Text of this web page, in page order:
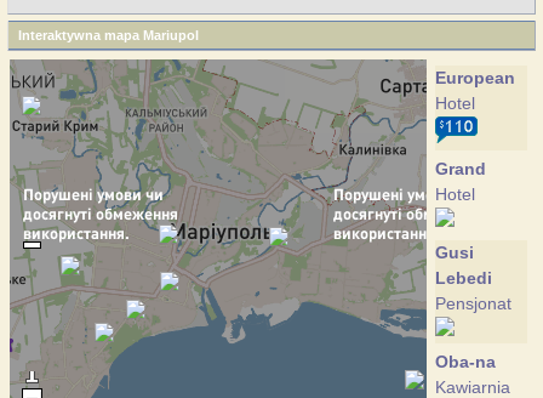
Interaktywna mapa Mariupol
European
Hotel
Grand
Hotel
Gusi
Lebedi
Pensjonat
Oba-na
Kawiarnia